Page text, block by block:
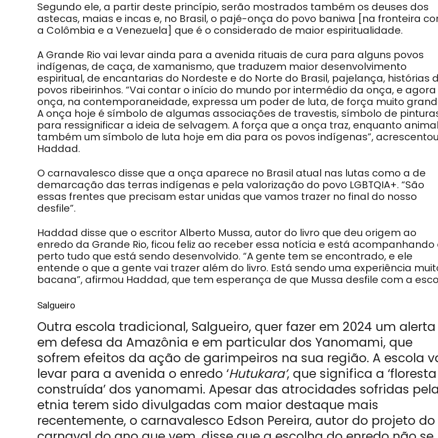
Segundo ele, a partir deste princípio, serão mostrados também os deuses dos
astecas, maias e incas e, no Brasil, o pajé-onça do povo baniwa [na fronteira
a Colômbia e a Venezuela] que é o considerado de maior espiritualidade.
A Grande Rio vai levar ainda para a avenida rituais de cura para alguns povos
indígenas, de caça, de xamanismo, que traduzem maior desenvolvimento
espiritual, de encantarias do Nordeste e do Norte do Brasil, pajelança, histórias
povos ribeirinhos. “Vai contar o início do mundo por intermédio da onça, e agora
onça, na contemporaneidade, expressa um poder de luta, de força muito
A onça hoje é símbolo de algumas associações de travestis, símbolo de
para ressignificar a ideia de selvagem. A força que a onça traz, enquanto
também um símbolo de luta hoje em dia para os povos indígenas”, acrescentou
Haddad.
O carnavalesco disse que a onça aparece no Brasil atual nas lutas como a de
demarcação das terras indígenas e pela valorização do povo LGBTQIA+. “São
essas frentes que precisam estar unidas que vamos trazer no final do nosso
desfile”.
Haddad disse que o escritor Alberto Mussa, autor do livro que deu origem ao
enredo da Grande Rio, ficou feliz ao receber essa notícia e está acompanhando
perto tudo que está sendo desenvolvido. “A gente tem se encontrado, e ele
entende o que a gente vai trazer além do livro. Está sendo uma experiência
bacana”, afirmou Haddad, que tem esperança de que Mussa desfile com a
Salgueiro
Outra escola tradicional, Salgueiro, quer fazer em 2024 um alerta
em defesa da Amazônia e em particular dos Yanomami, que
sofrem efeitos da ação de garimpeiros na sua região. A escola
levar para a avenida o enredo ‘Hutukara’, que significa a ‘floresta
construída’ dos yanomami. Apesar das atrocidades sofridas pela
etnia terem sido divulgadas com maior destaque mais
recentemente, o carnavalesco Edson Pereira, autor do projeto do